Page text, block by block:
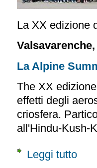
La XX edizione
La Alpine
The XX
effetti degli
criosfera.
all'Hindu-Kush-
Leggi tutto